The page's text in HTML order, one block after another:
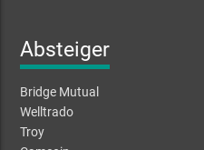
Absteiger
Bridge Mutual
Welltrado
Troy